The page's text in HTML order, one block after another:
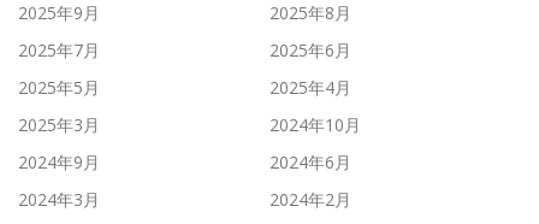
2025年9月
2025年8月
2025年7月
2025年6月
2025年5月
2025年4月
2025年3月
2024年10月
2024年9月
2024年6月
2024年3月
2024年2月